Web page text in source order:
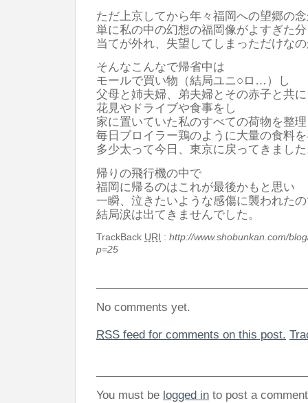
ただ上京してから年々福岡への望郷の
単に私の中の幻想の福岡像がよすぎた分
当てが外れ、失望してしまっただけな
そんなこんなで帰省中は
モールで買い物（結局ユニ○ロ…）し
父母と姉夫婦、弟夫婦とその赤子と共に
花見やドライブや食事をし
家に置いていた私のすべての荷物を整
毎日ブロイラー鶏のように大量の食料
多少太って今日、東京に戻ってきまし
帰りの飛行機の中で
福岡に帰るのはこれが最後かもと思い
一瞬、泣きたいような感傷に襲われた
結局涙は出てきませんでした。
TrackBack URI : http://www.shobunkan.com/
p=25
No comments yet.
RSS feed for comments on this post.
You must be logged in to post a